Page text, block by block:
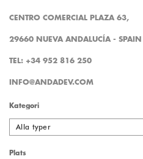
CENTRO COMERCIAL PLAZA 63,
29660 NUEVA ANDALUCÍA - SPAIN
TEL: +34 952 816 250
INFO@ANDADEV.COM
Kategori
Alla typer
Plats